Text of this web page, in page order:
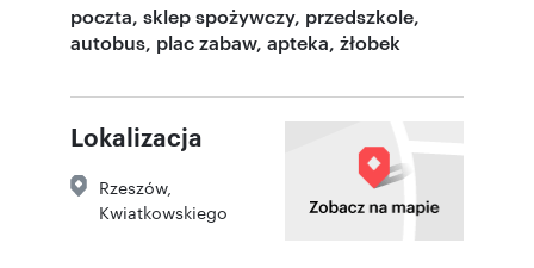
poczta, sklep spożywczy, przedszkole,
autobus, plac zabaw, apteka, żłobek
Lokalizacja
Rzeszów,
Kwiatkowskiego